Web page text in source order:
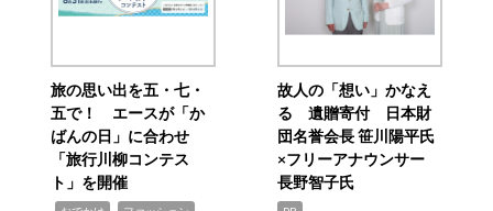
旅の思い出を五・七・
五で！ エースが「か
ばんの日」に合わせ
「旅行川柳コンテス
ト」を開催
故人の「想い」かなえ
る 遺贈寄付 日本財
団名誉会長 笹川陽平氏
×フリーアナウンサー
長野智子氏